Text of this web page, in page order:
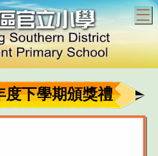
度下學期頒獎禮